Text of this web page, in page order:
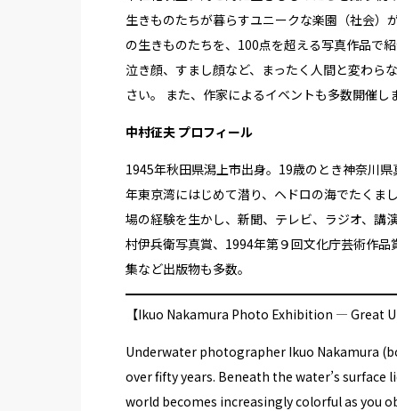
生きものたちが暮らすユニークな楽園（社会）
の生きものたちを、100点を超える写真作品で
泣き顔、すまし顔など、まったく人間と変わら
さい。 また、作家によるイベントも多数開催し
中村征夫 プロフィール
1945年秋田県潟上市出身。19歳のとき神奈川
年東京湾にはじめて潜り、ヘドロの海でたくま
場の経験を生かし、新聞、テレビ、ラジオ、講
村伊兵衛写真賞、1994年第９回文化庁芸術作
集など出版物も多数。
【Ikuo Nakamura Photo Exhibition ― Great
Underwater photographer Ikuo Nakamura
over fifty years. Beneath the water’s
world becomes increasingly colorful as you